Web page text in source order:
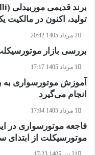
تولید، اکنون در
2 مرداد 1405 20:42
بررسی بازار
1 مرداد 1405 17:17
آموزش موتورسواری به
انجام می‌گیرد
1 مرداد 1405 17:04
موتورسیکلت از ابتدای سال 1405 تا کنون در